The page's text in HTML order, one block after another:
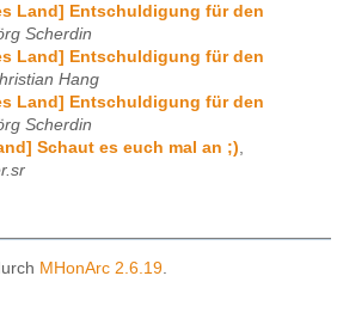
Land] Entschuldigung für den
Scherdin
Land] Entschuldigung für den
Hang
Land] Entschuldigung für den
Scherdin
Schaut es euch mal an ;),
MHonArc 2.6.19.